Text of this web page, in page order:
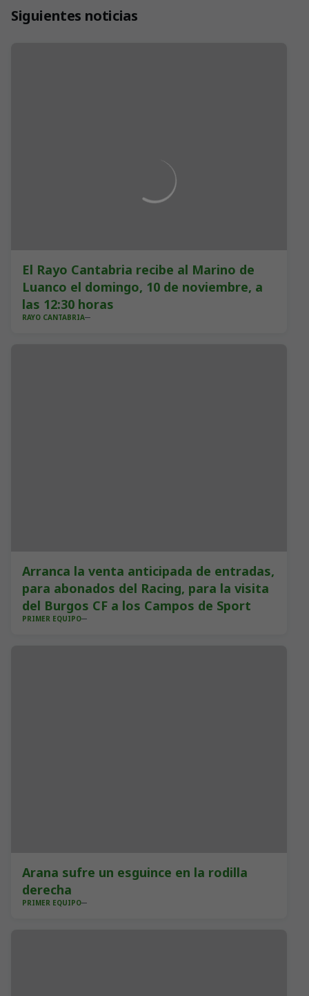
Siguientes noticias
El Rayo Cantabria recibe al Marino de
Luanco el domingo, 10 de noviembre, a
las 12:30 horas
RAYO CANTABRIA
Arranca la venta anticipada de entradas,
para abonados del Racing, para la visita
del Burgos CF a los Campos de Sport
PRIMER EQUIPO
Arana sufre un esguince en la rodilla
derecha
PRIMER EQUIPO